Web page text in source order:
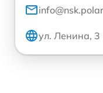
ул. Ленина, 3